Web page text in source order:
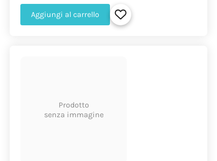
Aggiungi al carrello
Prodotto
senza immagine